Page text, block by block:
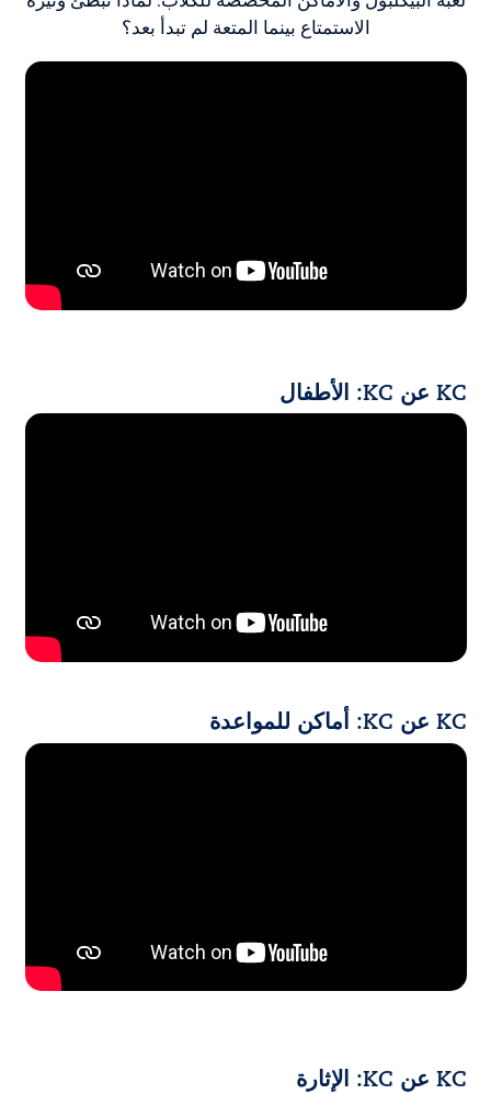
الاستمتاع بينما المتعة لم تبدأ بعد؟
KC عن KC: الأطفال
KC عن KC: أماكن للمواعدة
KC عن KC: الإثارة